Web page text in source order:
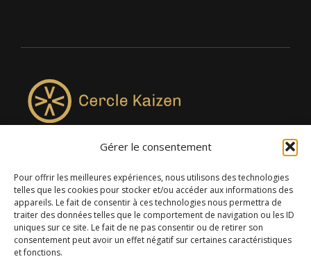
Gérer le consentement
Pour offrir les meilleures expériences, nous utilisons des technologies
telles que les cookies pour stocker et/ou accéder aux informations des
appareils. Le fait de consentir à ces technologies nous permettra de
traiter des données telles que le comportement de navigation ou les ID
uniques sur ce site. Le fait de ne pas consentir ou de retirer son
consentement peut avoir un effet négatif sur certaines caractéristiques
et fonctions.
4957, rue Lionel-Groulx, bureau 819, Saint-Augustin-de-
Desmaures QC G3A 0M7